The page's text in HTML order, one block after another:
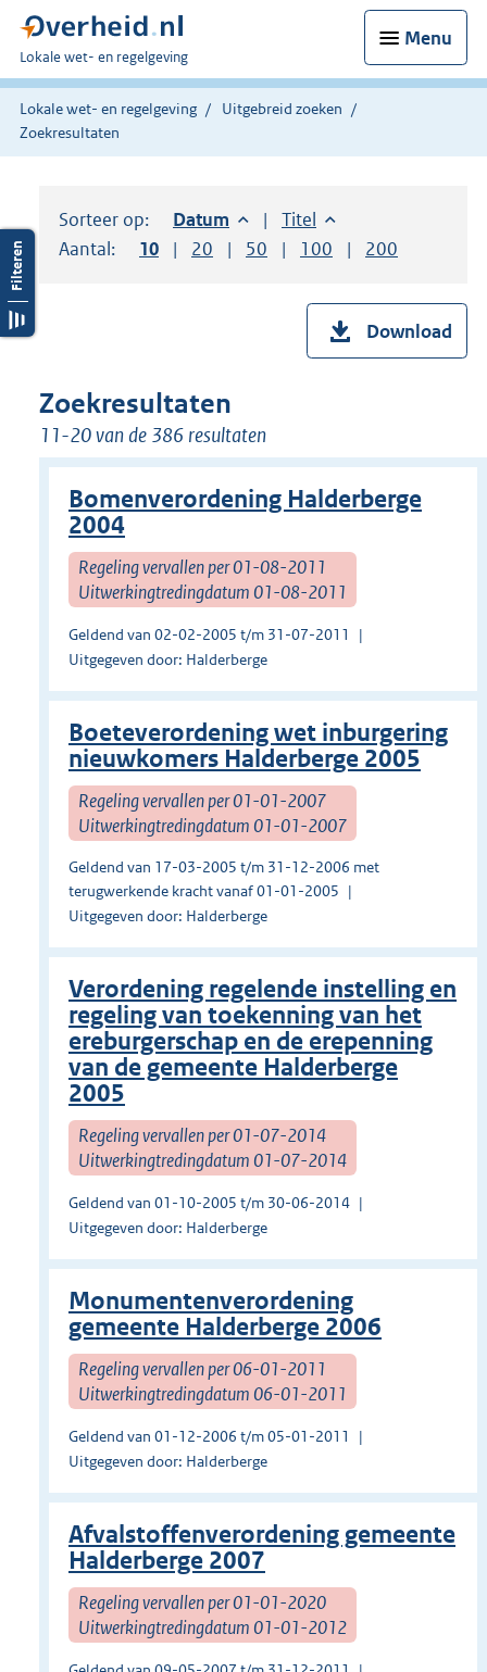
Menu
U
bent
hier:
Lokale wet- en regelgeving
Lokale wet- en regelgeving
Uitgebreid zoeken
Zoekresultaten
Sorteer op: Sorteer op:
Datum aflopendSorteer op:
Titel oplopend
Aantal:
Toon
10 resultaten per pagina
Toon
20 resultaten per pagina
Toon
50 resultaten per pagina
Toon
100 resultaten per
Toon
200
Download
Zoekresultaten
11-20 van de 386 resultaten
Bomenverordening Halderberge
2004
Regeling vervallen per 01-08-2011
Uitwerkingtredingdatum 01-08-2011
Geldend van 02-02-2005 t/m 31-07-2011
Uitgegeven door: Halderberge
Boeteverordening wet inburgering
nieuwkomers Halderberge 2005
Regeling vervallen per 01-01-2007
Uitwerkingtredingdatum 01-01-2007
Geldend van 17-03-2005 t/m 31-12-2006 met
terugwerkende kracht vanaf 01-01-2005
Uitgegeven door: Halderberge
Verordening regelende instelling en
regeling van toekenning van het
ereburgerschap en de erepenning
van de gemeente Halderberge
2005
Regeling vervallen per 01-07-2014
Uitwerkingtredingdatum 01-07-2014
Geldend van 01-10-2005 t/m 30-06-2014
Uitgegeven door: Halderberge
Monumentenverordening
gemeente Halderberge 2006
Regeling vervallen per 06-01-2011
Uitwerkingtredingdatum 06-01-2011
Geldend van 01-12-2006 t/m 05-01-2011
Uitgegeven door: Halderberge
Afvalstoffenverordening gemeente
Halderberge 2007
Regeling vervallen per 01-01-2020
Uitwerkingtredingdatum 01-01-2012